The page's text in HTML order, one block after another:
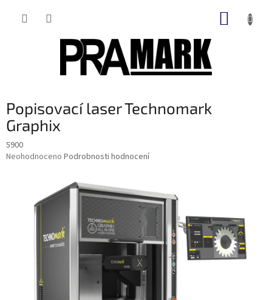
Popisovací laser Technomark
Graphix
5900
Průměrné
hvězdiček.
Neohodnoceno Podrobnosti hodnocení